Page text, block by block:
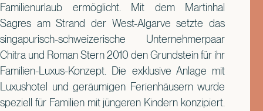
Familienurlaub ermöglicht. Mit dem Martinhal
Sagres am Strand der West-Algarve setzte das
singapurisch-schweizerische Unternehmerpaar
Chitra und Roman Stern 2010 den Grundstein für ihr
Familien-Luxus-Konzept. Die exklusive Anlage mit
Luxushotel und geräumigen Ferienhäusern wurde
speziell für Familien mit jüngeren Kindern konzipiert.